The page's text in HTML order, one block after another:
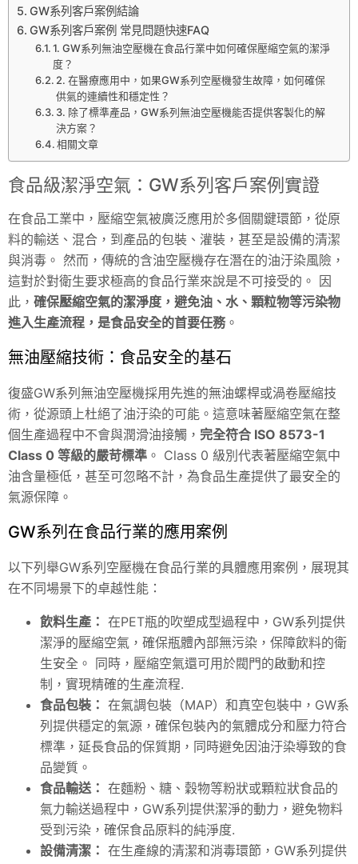
GW系列客戶案例結論
GW系列客戶案例 常見問題快速FAQ
1. GW系列無油空壓機在食品行業中如何確保壓縮空氣的潔淨
度？
2. 在醫療應用中，如果GW系列空壓機發生故障，如何確保
供氣的連續性和穩定性？
3. 除了標準產品，GW系列無油空壓機能否提供客製化的解
決方案？
相關文章
食品級潔淨空氣：GW系列客戶案例實證
在食品工業中，壓縮空氣被廣泛應用於多個關鍵環節，從原
料的輸送、混合，到產品的包裝、灌裝，甚至是設備的清潔
與消毒。 然而，傳統的含油空壓機存在潛在的油汙染風險，
這對於對衛生要求極高的食品行業來說是不可接受的。 因
此， 確保壓縮空氣的潔淨度，避免油、水、顆粒物等污染物
進入生產流程，是食品安全的首要任務 。
無油壓縮技術：食品安全的基石
復盛GW系列無油空壓機採用先進的無油螺桿或渦卷壓縮技
術，從源頭上杜絕了油汙染的可能。這意味著壓縮空氣在整
個生產過程中不會與潤滑油接觸， 完全符合 ISO 8573-1
Class 0 等級的嚴苛標準 。 Class 0 級別代表著壓縮空氣中
油含量極低，甚至可忽略不計，為食品生產提供了最安全的
氣源保障。
GW系列在食品行業的應用案例
以下列舉GW系列空壓機在食品行業的具體應用案例，展現其
在不同場景下的卓越性能：
飲料生產： 在PET瓶的吹塑成型過程中，GW系列提供
潔淨的壓縮空氣，確保瓶體內部無污染，保障飲料的衛
生安全。 同時，壓縮空氣還可用於閥門的啟動和控
制，實現精確的生產流程.
食品包裝： 在氣調包裝（MAP）和真空包裝中，GW系
列提供穩定的氣源，確保包裝內的氣體成分和壓力符合
標準，延長食品的保質期，同時避免因油汙染導致的食
品變質。
食品輸送： 在麵粉、糖、穀物等粉狀或顆粒狀食品的
氣力輸送過程中，GW系列提供潔淨的動力，避免物料
受到污染，確保食品原料的純淨度.
設備清潔： 在生產線的清潔和消毒環節，GW系列提供